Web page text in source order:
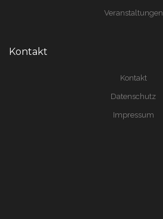
Veranstaltungen
Kontakt
Kontakt
Datenschutz
Impressum